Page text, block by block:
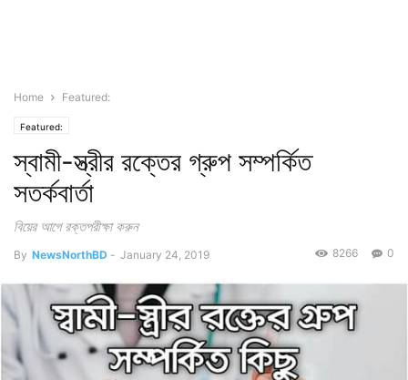
Home Featured:
Featured:
স্বামী-স্ত্রীর রক্তের গ্রুপ সম্পর্কিত
সতর্কবার্তা
বিয়ের আগে রক্তপরীক্ষা করুন
By NewsNorthBD - January 24, 2019 0
8266